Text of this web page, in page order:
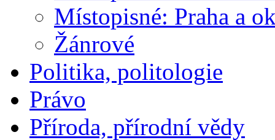
Místopisné: Praha a
Žánrové
Politika, politologie
Právo
Příroda, přírodní vědy